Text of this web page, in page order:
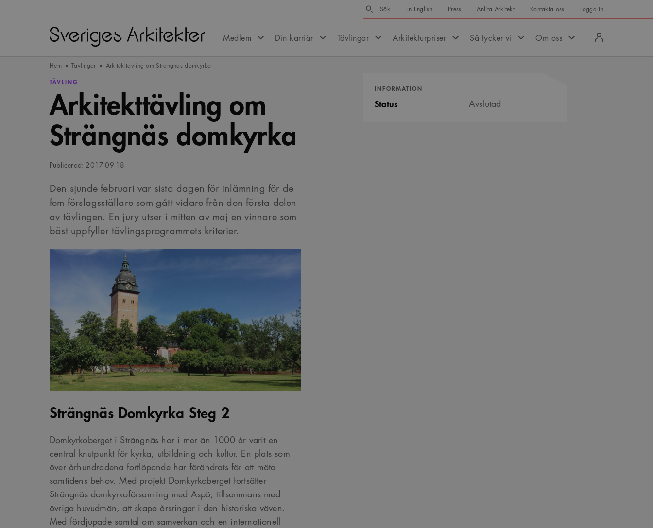
Sök
Sök In English Press Anlita Arkitekt Kontakta oss Logga in
Medlem Din karriär Tävlingar Arkitekturpriser Så tycker vi Om oss
in
Hem Tävlingar Arkitekttävling om Strängnäs domkyrka
TÄVLING
Arkitekttävling om
Strängnäs domkyrka
Publicerad: 2017-09-18
Den sjunde februari var sista dagen för inlämning för de
fem förslagsställare som gått vidare från den första delen
av tävlingen. En jury utser i mitten av maj en vinnare som
bäst uppfyller tävlingsprogrammets kriterier.
Strängnäs Domkyrka Steg 2
Domkyrkoberget i Strängnäs har i mer än 1000 år varit en
central knutpunkt för kyrka, utbildning och kultur. En plats som
över århundradena fortlöpande har förändrats för att möta
samtidens behov. Med projekt Domkyrkoberget fortsätter
Strängnäs domkyrkoförsamling med Aspö, tillsammans med
övriga huvudmän, att skapa årsringar i den historiska väven.
Med fördjupade samtal om samverkan och en internationell
INFORMATION
Status Avslutad